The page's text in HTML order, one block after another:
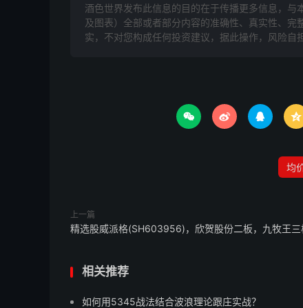
酒色世界发布此信息的目的在于传播更多信息，
及图表）全部或者部分内容的准确性、真实性、
实，不对您构成任何投资建议，据此操作，风险自担
   
均
上一篇
精选股威派格(SH603956)，欣贺股份二板，九牧王三
相关推荐
如何用5345战法结合波浪理论跟庄实战？